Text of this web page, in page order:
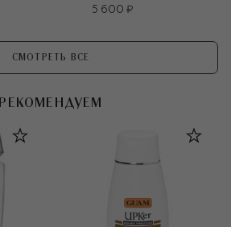
EVERLASTING.COLO
5 600 ₽
СМОТРЕТЬ ВСЕ
РЕКОМЕНДУЕМ